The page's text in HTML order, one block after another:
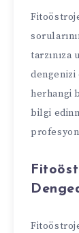
dengenizi
herhangi
bilgi